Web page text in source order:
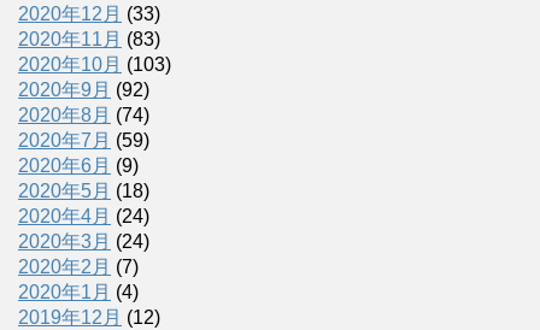
2020年12月 (33)
2020年11月 (83)
2020年10月 (103)
2020年9月 (92)
2020年8月 (74)
2020年7月 (59)
2020年6月 (9)
2020年5月 (18)
2020年4月 (24)
2020年3月 (24)
2020年2月 (7)
2020年1月 (4)
2019年12月 (12)